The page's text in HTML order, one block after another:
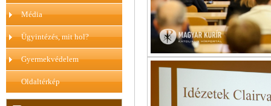
Média
Ügyintézés, mit hol?
Gyermekvédelem
Oldaltérkép